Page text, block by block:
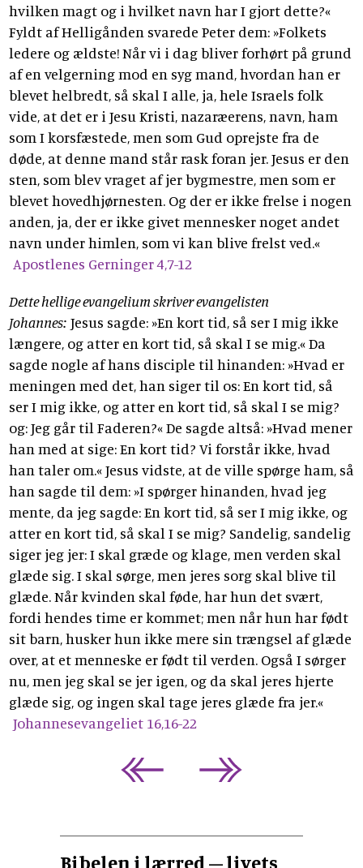
hvilken magt og i hvilket navn har I gjort dette?«
Fyldt af Helligånden svarede Peter dem: »Folkets
ledere og ældste! Når vi i dag bliver forhørt på grund
af en velgerning mod en syg mand, hvordan han er
blevet helbredt, så skal I alle, ja, hele Israels folk
vide, at det er i Jesu Kristi, nazaræerens, navn, ham
som I korsfæstede, men som Gud oprejste fra de
døde, at denne mand står rask foran jer. Jesus er den
sten, som blev vraget af jer bygmestre, men som er
blevet hovedhjørnesten. Og der er ikke frelse i nogen
anden, ja, der er ikke givet mennesker noget andet
navn under himlen, som vi kan blive frelst ved.«
Apostlenes Gerninger 4,7-12
Dette hellige evangelium skriver evangelisten
Johannes: Jesus sagde: »En kort tid, så ser I mig ikke
længere, og atter en kort tid, så skal I se mig.« Da
sagde nogle af hans disciple til hinanden: »Hvad er
meningen med det, han siger til os: En kort tid, så
ser I mig ikke, og atter en kort tid, så skal I se mig?
og: Jeg går til Faderen?« De sagde altså: »Hvad mener
han med at sige: En kort tid? Vi forstår ikke, hvad
han taler om.« Jesus vidste, at de ville spørge ham, så
han sagde til dem: »I spørger hinanden, hvad jeg
mente, da jeg sagde: En kort tid, så ser I mig ikke, og
atter en kort tid, så skal I se mig? Sandelig, sandelig
siger jeg jer: I skal græde og klage, men verden skal
glæde sig. I skal sørge, men jeres sorg skal blive til
glæde. Når kvinden skal føde, har hun det svært,
fordi hendes time er kommet; men når hun har født
sit barn, husker hun ikke mere sin trængsel af glæde
over, at et menneske er født til verden. Også I sørger
nu, men jeg skal se jer igen, og da skal jeres hjerte
glæde sig, og ingen skal tage jeres glæde fra jer.«
Johannesevangeliet 16,16-22
Bibelen i lærred – livets